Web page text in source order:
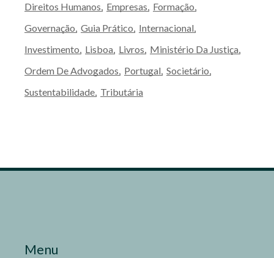
Direitos Humanos Empresas Formação
Governação Guia Prático Internacional
Investimento Lisboa Livros Ministério Da Justiça
Ordem De Advogados Portugal Societário
Sustentabilidade Tributária
Menu